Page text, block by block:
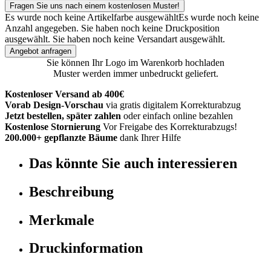
Fragen Sie uns nach einem kostenlosen Muster!
Es wurde noch keine Artikelfarbe ausgewähltEs wurde noch keine
Anzahl angegeben. Sie haben noch keine Druckposition
ausgewählt. Sie haben noch keine Versandart ausgewählt.
Angebot anfragen
Sie können Ihr Logo im Warenkorb hochladen
Muster werden immer unbedruckt geliefert.
Kostenloser Versand ab 400€
Vorab Design-Vorschau via gratis digitalem Korrekturabzug
Jetzt bestellen, später zahlen oder einfach online bezahlen
Kostenlose Stornierung Vor Freigabe des Korrekturabzugs!
200.000+ gepflanzte Bäume dank Ihrer Hilfe
Das könnte Sie auch interessieren
Beschreibung
Merkmale
Druckinformation